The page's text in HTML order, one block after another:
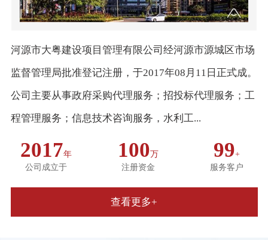
河源市大粤建设项目管理有限公司经河源市源城区市场
监督管理局批准登记注册，于2017年08月11日正式成。
公司主要从事政府采购代理服务；招投标代理服务；工
程管理服务；信息技术咨询服务，水利工...
2017年
公司成立于
100万
注册资金
99+
服务客户
查看更多+